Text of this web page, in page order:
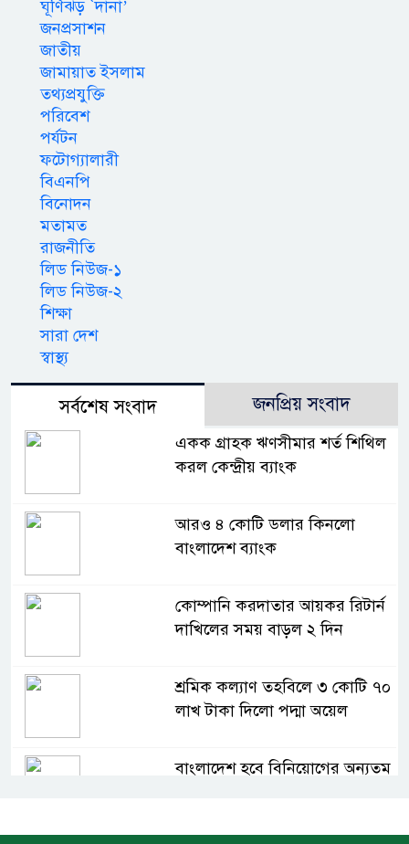
ঘূর্ণিঝড় `দানা’
জনপ্রসাশন
জাতীয়
জামায়াত ইসলাম
তথ্যপ্রযুক্তি
পরিবেশ
পর্যটন
ফটোগ্যালারী
বিএনপি
বিনোদন
মতামত
রাজনীতি
লিড নিউজ-১
লিড নিউজ-২
শিক্ষা
সারা দেশ
স্বাস্থ্য
সর্বশেষ সংবাদ জনপ্রিয় সংবাদ
একক গ্রাহক ঋণসীমার শর্ত শিথিল
করল কেন্দ্রীয় ব্যাংক
আরও ৪ কোটি ডলার কিনলো
বাংলাদেশ ব্যাংক
কোম্পানি করদাতার আয়কর রিটার্ন
দাখিলের সময় বাড়ল ২ দিন
শ্রমিক কল্যাণ তহবিলে ৩ কোটি ৭০
লাখ টাকা দিলো পদ্মা অয়েল
বাংলাদেশ হবে বিনিয়োগের অন্যতম